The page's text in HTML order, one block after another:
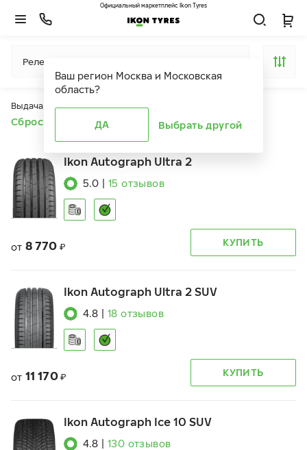
Ваш регион Москва и Московская
область?
ДА Выбрать другой
Официальный маркетплейс Ikon Tyres
Релевантность
Выдача продуктов ограничена действием фильтров
Сбросить все фильтры
Ikon Autograph Ultra 2
5.0 15 отзывов
от 8 770 ₽ КУПИТЬ
Ikon Autograph Ultra 2 SUV
4.8 18 отзывов
от 11 170 ₽ КУПИТЬ
Ikon Autograph Ice 10 SUV
4.8 130 отзывов